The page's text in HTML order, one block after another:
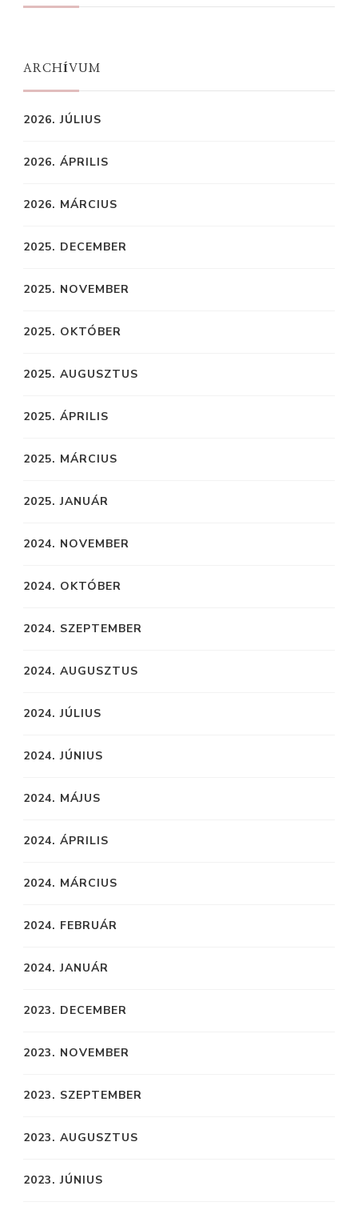
ARCHÍVUM
2026. JÚLIUS
2026. ÁPRILIS
2026. MÁRCIUS
2025. DECEMBER
2025. NOVEMBER
2025. OKTÓBER
2025. AUGUSZTUS
2025. ÁPRILIS
2025. MÁRCIUS
2025. JANUÁR
2024. NOVEMBER
2024. OKTÓBER
2024. SZEPTEMBER
2024. AUGUSZTUS
2024. JÚLIUS
2024. JÚNIUS
2024. MÁJUS
2024. ÁPRILIS
2024. MÁRCIUS
2024. FEBRUÁR
2024. JANUÁR
2023. DECEMBER
2023. NOVEMBER
2023. SZEPTEMBER
2023. AUGUSZTUS
2023. JÚNIUS